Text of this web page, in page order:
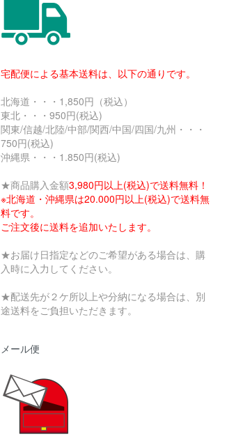
宅配便による基本送料は、以下の通りです。
北海道・・・1,850円（税込）
東北・・・950円(税込)
関東/信越/北陸/中部/関西/中国/四国/九州・・・
750円(税込)
沖縄県・・・1.850円(税込)
★商品購入金額3,980円以上(税込)で送料無料！
※北海道・沖縄県は20.000円以上(税込)で送料無
料です。
ご注文後に送料を追加いたします。
★お届け日指定などのご希望がある場合は、購
入時に入力してください。
★配送先が２ケ所以上や分納になる場合は、別
途送料をご負担いただきます。
メール便